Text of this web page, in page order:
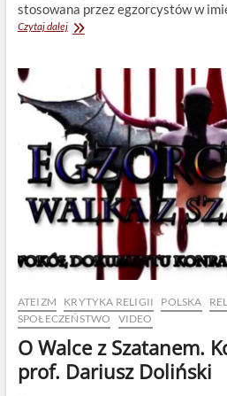
stosowana przez egzorcystów w
Czytaj dalejEgzorcyzmy
Pawłowski
i
Witkowski
ATEIZM KRYTYKA RELIGII POLSKA
SPOŁECZEŃSTWO
VIDEO
O Walce z Szatanem.
prof. Dariusz Doliński